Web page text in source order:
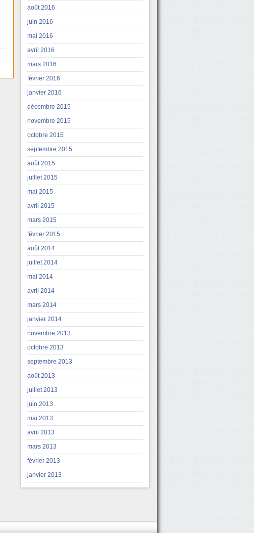
août 2016
juin 2016
mai 2016
avril 2016
mars 2016
février 2016
janvier 2016
décembre 2015
novembre 2015
octobre 2015
septembre 2015
août 2015
juillet 2015
mai 2015
avril 2015
mars 2015
février 2015
août 2014
juillet 2014
mai 2014
avril 2014
mars 2014
janvier 2014
novembre 2013
octobre 2013
septembre 2013
août 2013
juillet 2013
juin 2013
mai 2013
avril 2013
mars 2013
février 2013
janvier 2013